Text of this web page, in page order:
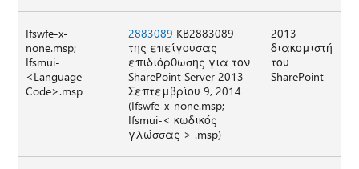
Ifswfe-x-
none.msp;
Ifsmui-
<Language-
Code>.msp
2883089 KB2883089
της επείγουσας
επιδιόρθωσης για τον
SharePoint Server 2013
Σεπτεμβρίου 9, 2014
(Ifswfe-x-none.msp;
Ifsmui-< κωδικός
γλώσσας > .msp)
2013
διακομιστή
του
SharePoint